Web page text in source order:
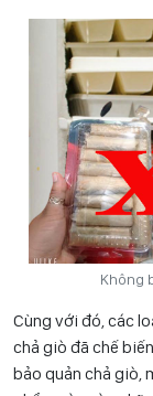
Không
Cùng với đó, các
chả giò đã chế
bảo quản chả giò,